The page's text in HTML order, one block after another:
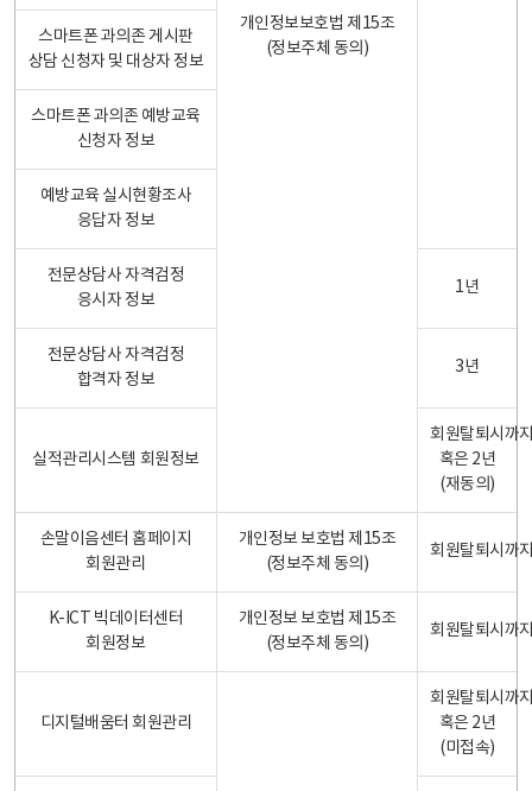
개인정보보호법 제15조
(정보주체 동의)
스마트폰 과의존 게시판
상담 신청자 및 대상자 정보
스마트폰 과의존 예방교육
신청자 정보
예방교육 실시현황조사
응답자 정보
전문상담사 자격검정
응시자 정보
1년
전문상담사 자격검정
합격자 정보
3년
실적관리시스템 회원정보
회원탈퇴시까
혹은 2년
(재동의)
손말이음센터 홈페이지
회원관리
개인정보 보호법 제15조
(정보주체 동의)
회원탈퇴시까
K-ICT 빅데이터센터
회원정보
개인정보 보호법 제15조
(정보주체 동의)
회원탈퇴시까
디지털배움터 회원관리
회원탈퇴시까
혹은 2년
(미접속)